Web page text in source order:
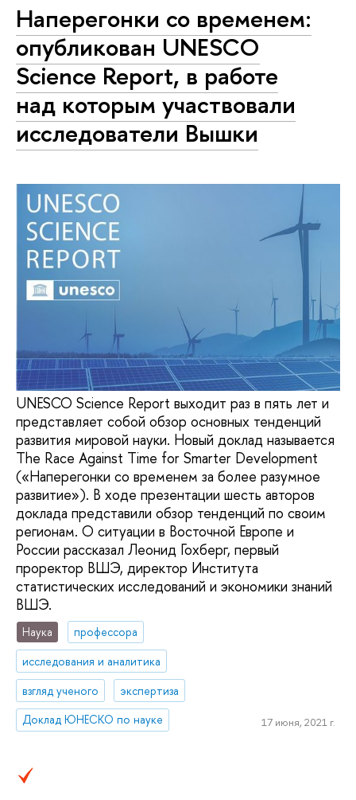
Наперегонки со временем:
опубликован UNESCO
Science Report, в работе
над которым участвовали
исследователи Вышки
UNESCO Science Report выходит раз в пять лет и
представляет собой обзор основных тенденций
развития мировой науки. Новый доклад называется
The Race Against Time for Smarter Development
(«Наперегонки со временем за более разумное
развитие»). В ходе презентации шесть авторов
доклада представили обзор тенденций по своим
регионам. О ситуации в Восточной Европе и
России рассказал Леонид Гохберг, первый
проректор ВШЭ, директор Института
статистических исследований и экономики знаний
ВШЭ.
Наука
профессора
исследования и аналитика
взгляд ученого
экспертиза
Доклад ЮНЕСКО по науке
17 июня, 2021 г.